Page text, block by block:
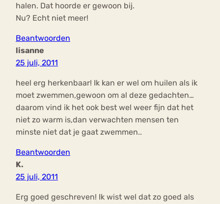
halen. Dat hoorde er gewoon bij.
Nu? Echt niet meer!
Beantwoorden
lisanne
25 juli, 2011
heel erg herkenbaar! Ik kan er wel om huilen als ik
moet zwemmen,gewoon om al deze gedachten…
daarom vind ik het ook best wel weer fijn dat het
niet zo warm is,dan verwachten mensen ten
minste niet dat je gaat zwemmen..
Beantwoorden
K.
25 juli, 2011
Erg goed geschreven! Ik wist wel dat zo goed als